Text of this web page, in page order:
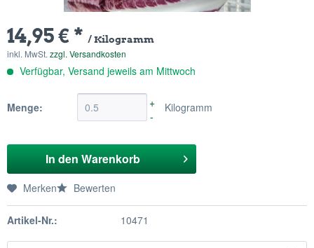
14,95 € * / Kilogramm
inkl. MwSt. zzgl. Versandkosten
Verfügbar, Versand jeweils am Mittwoch
Menge:
+
-
Kilogramm
In den Warenkorb
Merken Bewerten
Artikel-Nr.: 10471